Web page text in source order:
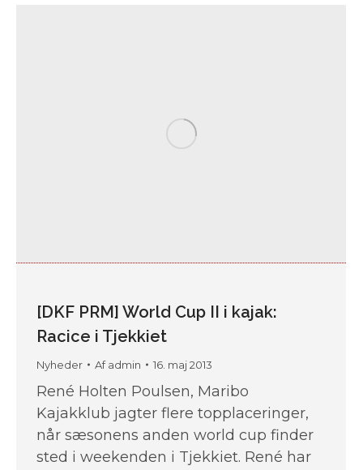
[DKF PRM] World Cup II i kajak:
Racice i Tjekkiet
Nyheder Afadmin 16. maj 2013
René Holten Poulsen, Maribo
Kajakklub jagter flere topplaceringer,
når sæsonens anden world cup finder
sted i weekenden i Tjekkiet. René har